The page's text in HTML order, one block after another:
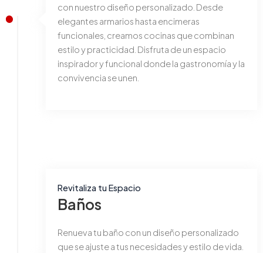
con nuestro diseño personalizado. Desde
elegantes armarios hasta encimeras
funcionales, creamos cocinas que combinan
estilo y practicidad. Disfruta de un espacio
inspirador y funcional donde la gastronomía y la
convivencia se unen.
Revitaliza tu Espacio
Baños
Renueva tu baño con un diseño personalizado
que se ajuste a tus necesidades y estilo de vida.